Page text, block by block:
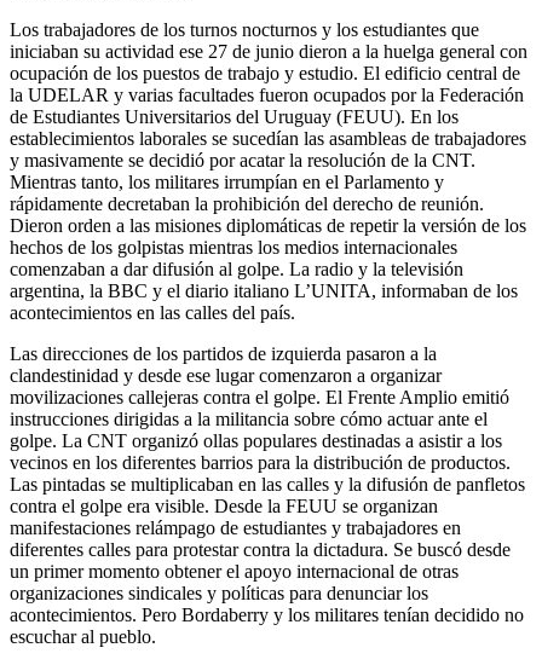
Los trabajadores de los turnos nocturnos y los estudiantes que
iniciaban su actividad ese 27 de junio dieron a la huelga general con
ocupación de los puestos de trabajo y estudio. El edificio central de
la UDELAR y varias facultades fueron ocupados por la Federación
de Estudiantes Universitarios del Uruguay (FEUU). En los
establecimientos laborales se sucedían las asambleas de trabajadores
y masivamente se decidió por acatar la resolución de la CNT.
Mientras tanto, los militares irrumpían en el Parlamento y
rápidamente decretaban la prohibición del derecho de reunión.
Dieron orden a las misiones diplomáticas de repetir la versión de los
hechos de los golpistas mientras los medios internacionales
comenzaban a dar difusión al golpe. La radio y la televisión
argentina, la BBC y el diario italiano L’UNITA, informaban de los
acontecimientos en las calles del país.
Las direcciones de los partidos de izquierda pasaron a la
clandestinidad y desde ese lugar comenzaron a organizar
movilizaciones callejeras contra el golpe. El Frente Amplio emitió
instrucciones dirigidas a la militancia sobre cómo actuar ante el
golpe. La CNT organizó ollas populares destinadas a asistir a los
vecinos en los diferentes barrios para la distribución de productos.
Las pintadas se multiplicaban en las calles y la difusión de panfletos
contra el golpe era visible. Desde la FEUU se organizan
manifestaciones relámpago de estudiantes y trabajadores en
diferentes calles para protestar contra la dictadura. Se buscó desde
un primer momento obtener el apoyo internacional de otras
organizaciones sindicales y políticas para denunciar los
acontecimientos. Pero Bordaberry y los militares tenían decidido no
escuchar al pueblo.